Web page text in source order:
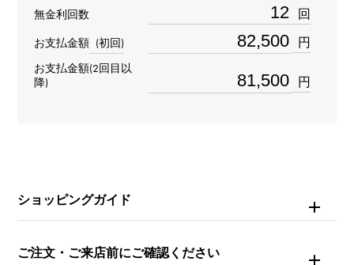
石種
ダイヤモンド 約3.000ct
重量
チェーンサイズ
約20cm
無金利回数 回
お支払金額 (初回) 円
お支払金額(2回目以
降)
円
ショッピングガイド
ご注文・ご来店前にご確認ください